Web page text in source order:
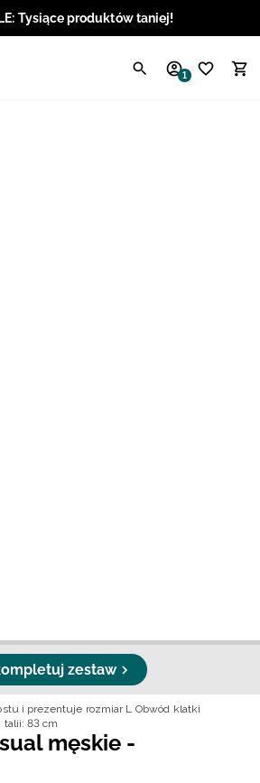
Tysiące produktów taniej!
1
zestaw
i prezentuje rozmiar L Obwód klatki
talii: 83 cm
męskie -